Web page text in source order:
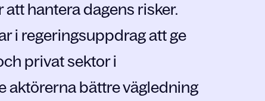
hantera dagens risker.
i regeringsuppdrag att ge
privat sektor i
aktörerna bättre vägledning